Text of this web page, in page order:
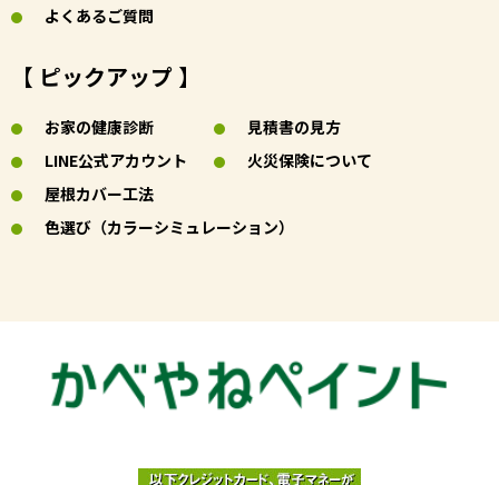
よくあるご質問
【 ピックアップ 】
お家の健康診断
LINE公式アカウント
屋根カバー工法
見積書の見方
火災保険について
色選び（カラーシミュレーション）